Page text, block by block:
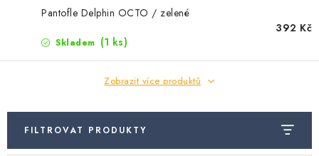
Pantofle Delphin OCTO / zelené
Skladem (1 ks)
392 Kč
Zobrazit více produktů
FILTROVAT PRODUKTY